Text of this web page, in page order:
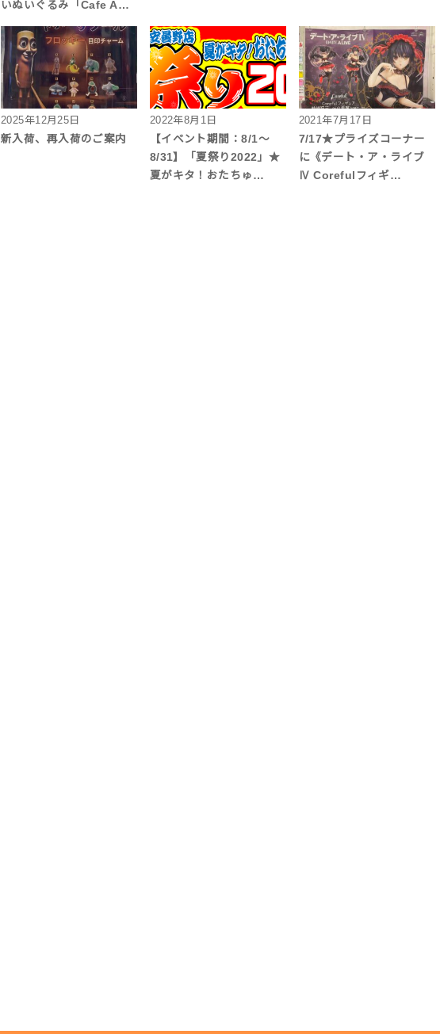
いぬいぐるみ「Cafe A…
2025年12月25日
新入荷、再入荷のご案内
2022年8月1日
【イベント期間：8/1～
8/31】「夏祭り2022」★
夏がキタ！おたちゅ…
2021年7月17日
7/17★プライズコーナー
に《デート・ア・ライブ
Ⅳ Corefulフィギ…